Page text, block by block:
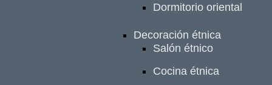
Dormitorio oriental
Decoración étnica
Salón étnico
Cocina étnica